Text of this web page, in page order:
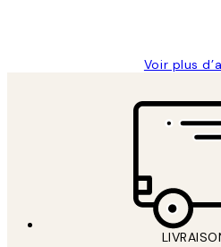
Voir plus